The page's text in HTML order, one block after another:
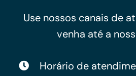
Use nossos canais de
venha até a
Horário de